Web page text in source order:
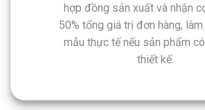
hợp đồng sản xuất và nhận
50% tổng giá trị đơn hàng,
mẫu thực tế nếu sản phẩm
thiết kế.